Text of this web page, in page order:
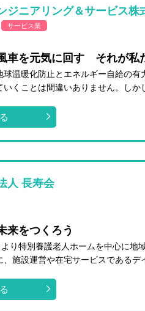
ジニアリング＆サービス株
サービス業
車を元気に回す それが私
球温暖化防止とエネルギー自給の
いくことは間違いありません。しか
人 長寿会
来をつくろう
り特別養護老人ホームを中心に地
、施設運営や在宅サービスであるデ